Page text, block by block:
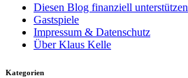
Diesen Blog finanziell unterstützen
Gastspiele
Impressum & Datenschutz
Über Klaus Kelle
Kategorien